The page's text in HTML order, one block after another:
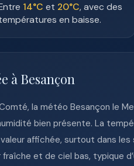
14°C et 20°C, avec des
en baisse.
à Besançon
la météo Besançon le
bien présente. La
affichée, surtout dans
et de ciel bas, typique